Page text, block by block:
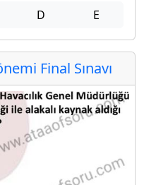
D E
Final Sınavı